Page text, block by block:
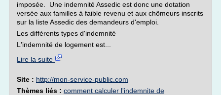
imposée. Une indemnité Assedic est donc une dotation
versée aux familles à faible revenu et aux chômeurs inscrits
sur la liste Assedic des demandeurs d'emploi.
Les différents types d'indemnité
L'indemnité de logement est...
Lire la suite
Site : http://mon-service-public.com
Thèmes liés : comment calculer l'indemnite de